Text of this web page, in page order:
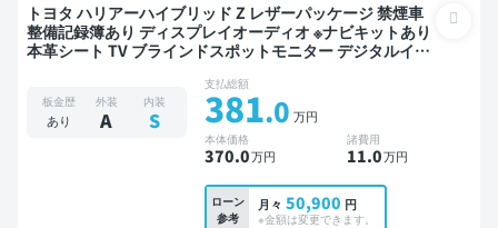
トヨタ ハリアーハイブリッド Z レザーパッケージ 禁煙車
整備記録簿あり ディスプレイオーディオ ※ナビキットあり
本革シート TV ブラインドスポットモニター デジタルイン
電動バックドア バックモニター 全方位カメラ ドライブレ
コーダー 衝突軽減
板金歴
あり
外装
A
内装
S
支払総額
381.0 万円
本体価格
370.0万円
諸費用
11.0万円
ローン
参考
月々 50,900 円
※金額は変更できます。